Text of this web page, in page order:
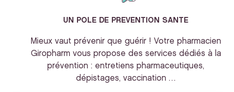
UN POLE DE PREVENTION SANTE
Mieux vaut prévenir que guérir ! Votre pharmacien
Giropharm vous propose des services dédiés à la
prévention : entretiens pharmaceutiques,
dépistages, vaccination …